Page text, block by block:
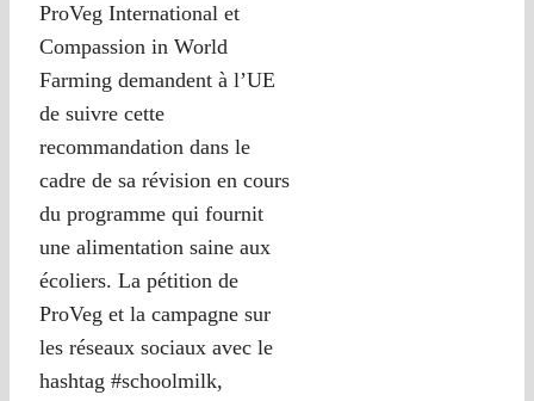
ProVeg International et
Compassion in World
Farming demandent à l’UE
de suivre cette
recommandation dans le
cadre de sa révision en cours
du programme qui fournit
une alimentation saine aux
écoliers. La pétition de
ProVeg et la campagne sur
les réseaux sociaux avec le
hashtag #schoolmilk,